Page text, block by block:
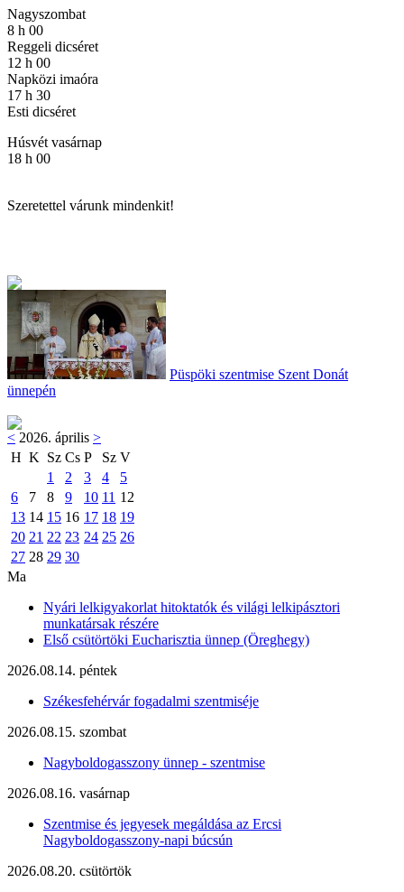
Nagyszombat
8 h 00
Reggeli dicséret
12 h 00
Napközi imaóra
17 h 30
Esti dicséret
Húsvét vasárnap
18 h 00
Szeretettel várunk mindenkit!
Püspöki szentmise Szent Donát
ünnepén
< 2026. április >
H K Sz Cs P Sz V
1
2 3 4
5
6
7 8 9 10 11 12
13 14 15 16 17 18 19
20 21 22 23 24 25 26
27 28 29 30
Ma
Nyári lelkigyakorlat hitoktatók és világi lelkipásztori
munkatársak részére
Első csütörtöki Eucharisztia ünnep (Öreghegy)
2026.08.14. péntek
Székesfehérvár fogadalmi szentmiséje
2026.08.15. szombat
Nagyboldogasszony ünnep - szentmise
2026.08.16. vasárnap
Szentmise és jegyesek megáldása az Ercsi
Nagyboldogasszony-napi búcsún
2026.08.20. csütörtök